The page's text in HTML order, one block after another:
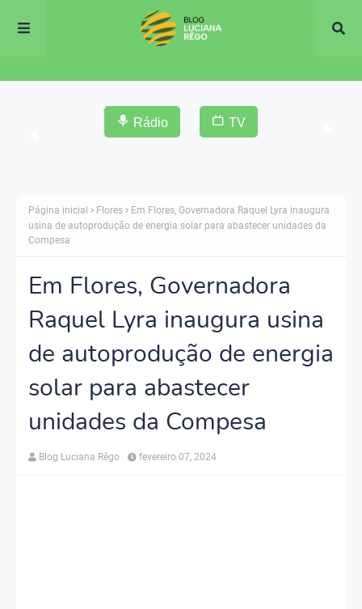
Rádio TV
Página inicial Flores
Em Flores, Governadora Raquel Lyra inaugura
usina de autoprodução de energia solar para abastecer unidades da
Compesa
Em Flores, Governadora
Raquel Lyra inaugura usina
de autoprodução de energia
solar para abastecer
unidades da Compesa
Blog Luciana Rêgo fevereiro 07, 2024